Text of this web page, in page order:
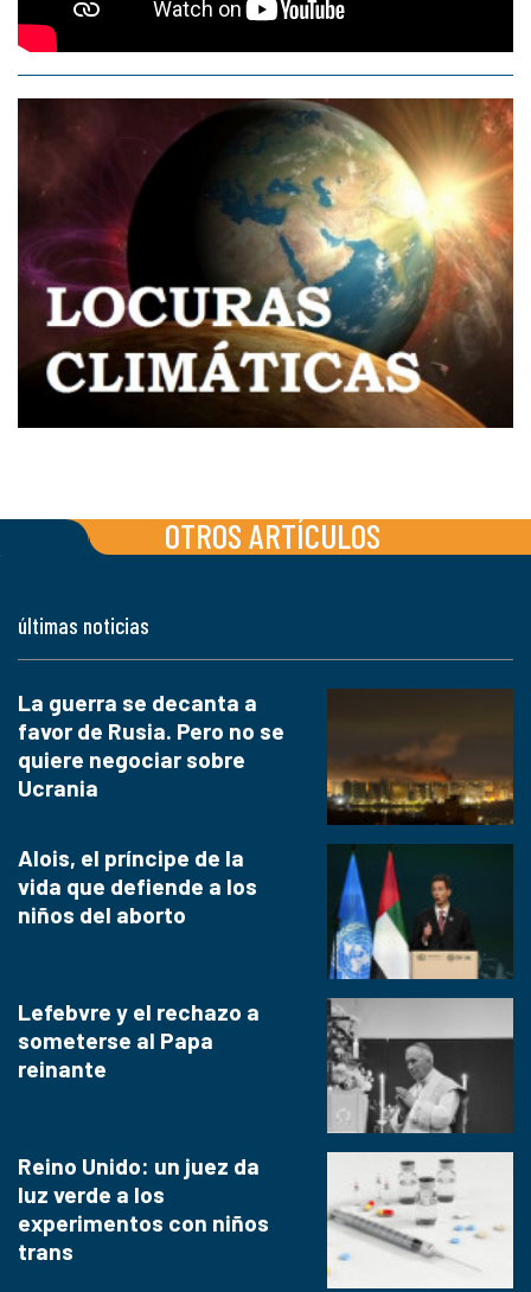
OTROS ARTÍCULOS
últimas noticias
La guerra se decanta a
favor de Rusia. Pero no se
quiere negociar sobre
Ucrania
Alois, el príncipe de la
vida que defiende a los
niños del aborto
Lefebvre y el rechazo a
someterse al Papa
reinante
Reino Unido: un juez da
luz verde a los
experimentos con niños
trans